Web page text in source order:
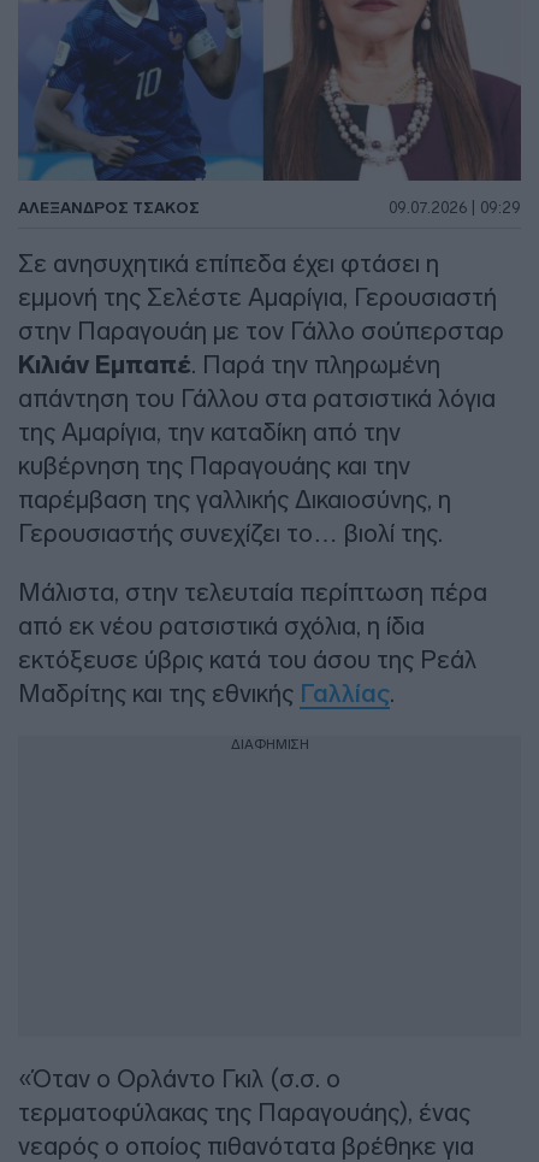
ΑΛΈΞΑΝΔΡΟΣ ΤΣΆΚΟΣ 09.07.2026 | 09:29
Σε ανησυχητικά επίπεδα έχει φτάσει η
εμμονή της Σελέστε Αμαρίγια, Γερουσιαστή
στην Παραγουάη με τον Γάλλο σούπερσταρ
Κιλιάν Εμπαπέ. Παρά την πληρωμένη
απάντηση του Γάλλου στα ρατσιστικά λόγια
της Αμαρίγια, την καταδίκη από την
κυβέρνηση της Παραγουάης και την
παρέμβαση της γαλλικής Δικαιοσύνης, η
Γερουσιαστής συνεχίζει το… βιολί της.
Μάλιστα, στην τελευταία περίπτωση πέρα
από εκ νέου ρατσιστικά σχόλια, η ίδια
εκτόξευσε ύβρις κατά του άσου της Ρεάλ
Μαδρίτης και της εθνικής Γαλλίας.
ΔΙΑΦΗΜΙΣΗ
«Όταν ο Ορλάντο Γκιλ (σ.σ. ο
τερματοφύλακας της Παραγουάης), ένας
νεαρός ο οποίος πιθανότατα βρέθηκε για